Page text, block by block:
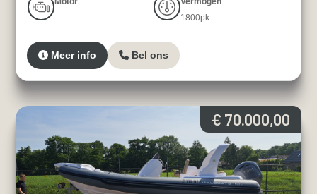
- -
1800pk
Meer info Bel ons
€ 70.000,00